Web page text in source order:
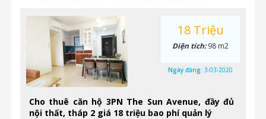
Cho thuê căn hộ 3PN The Sun Avenue, đầy đủ
nội thất, tháp 2 giá 18 triệu bao phí quản lý
18 Triệu
Diện tích:98 m2
Ngày đăng: 3-03-2020